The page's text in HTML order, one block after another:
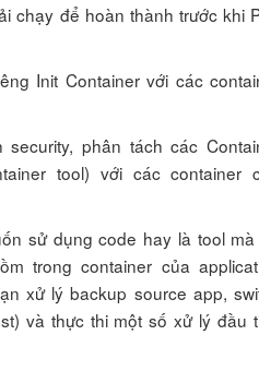
chạy để hoàn thành trước khi
Init Container với các
phân tách các
tool) với các container
sử dụng code hay là tool
trong container của
xử lý backup source app,
và thực thi một số xử lý đầu